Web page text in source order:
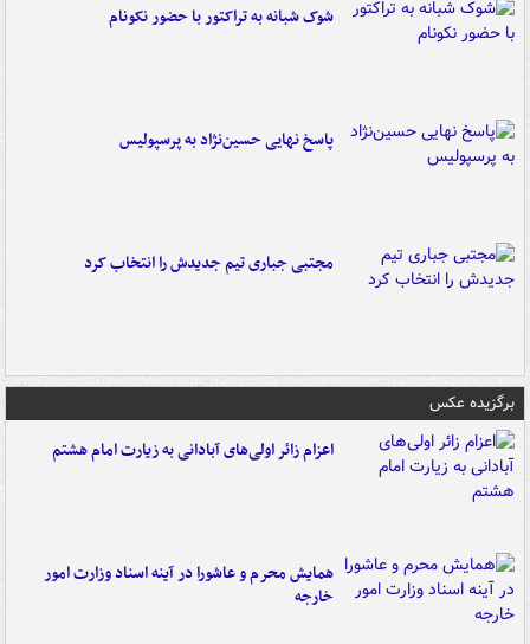
شوک شبانه به تراکتور با حضور نکونام
پاسخ نهایی حسین‌نژاد به پرسپولیس
مجتبی جباری تیم جدیدش را انتخاب کرد
برگزیده عکس
اعزام زائر اولی‌های آبادانی به زیارت امام هشتم
همایش محرم و عاشورا در آینه اسناد وزارت امور
خارجه